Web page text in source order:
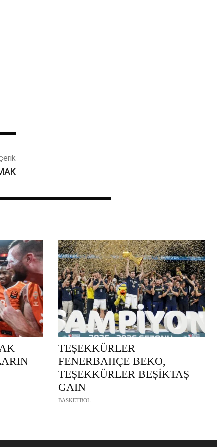
TEŞEKKÜRLER
FENERBAHÇE BEKO,
TEŞEKKÜRLER BEŞİKTAŞ
GAIN
BASKETBOL